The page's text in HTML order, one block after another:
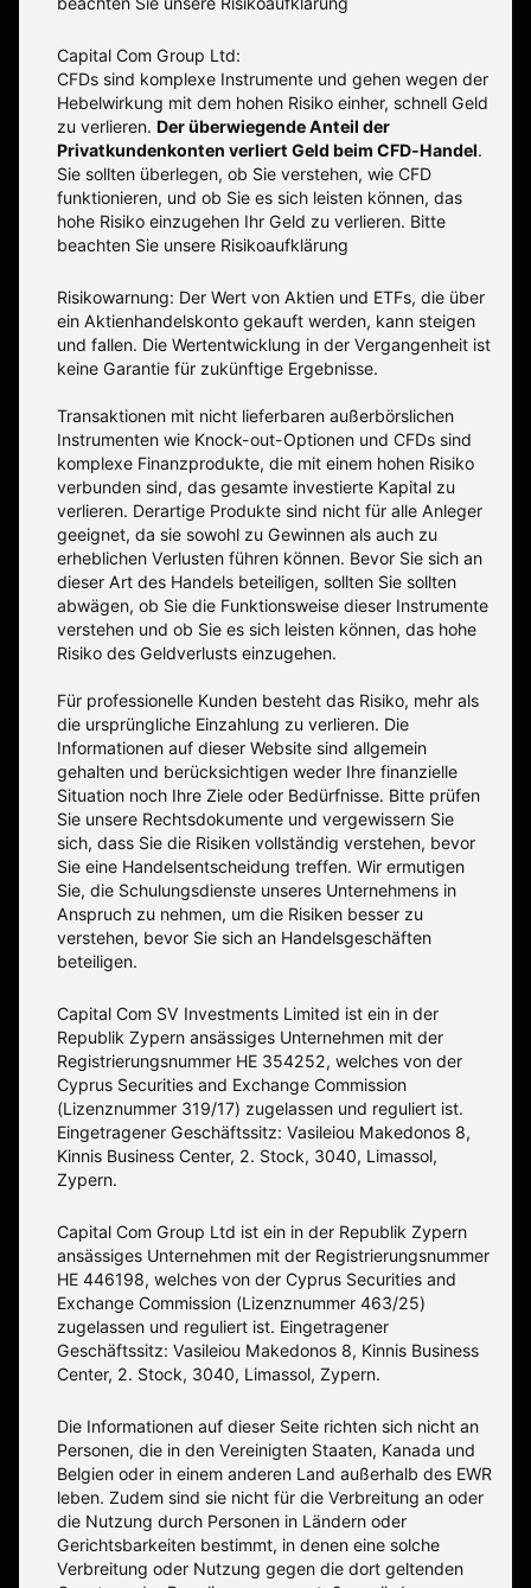
Capital Com Group Ltd:
CFDs sind komplexe Instrumente und gehen wegen der
Hebelwirkung mit dem hohen Risiko einher, schnell Geld
zu verlieren. Der überwiegende Anteil der
Privatkundenkonten verliert Geld beim CFD-Handel.
Sie sollten überlegen, ob Sie verstehen, wie CFD
funktionieren, und ob Sie es sich leisten können, das
hohe Risiko einzugehen Ihr Geld zu verlieren. Bitte
beachten Sie unsere Risikoaufklärung
Risikowarnung: Der Wert von Aktien und ETFs, die über
ein Aktienhandelskonto gekauft werden, kann steigen
und fallen. Die Wertentwicklung in der Vergangenheit ist
keine Garantie für zukünftige Ergebnisse.
Transaktionen mit nicht lieferbaren außerbörslichen
Instrumenten wie Knock-out-Optionen und CFDs sind
komplexe Finanzprodukte, die mit einem hohen Risiko
verbunden sind, das gesamte investierte Kapital zu
verlieren. Derartige Produkte sind nicht für alle Anleger
geeignet, da sie sowohl zu Gewinnen als auch zu
erheblichen Verlusten führen können. Bevor Sie sich an
dieser Art des Handels beteiligen, sollten Sie sollten
abwägen, ob Sie die Funktionsweise dieser Instrumente
verstehen und ob Sie es sich leisten können, das hohe
Risiko des Geldverlusts einzugehen.
Für professionelle Kunden besteht das Risiko, mehr als
die ursprüngliche Einzahlung zu verlieren. Die
Informationen auf dieser Website sind allgemein
gehalten und berücksichtigen weder Ihre finanzielle
Situation noch Ihre Ziele oder Bedürfnisse. Bitte prüfen
Sie unsere Rechtsdokumente und vergewissern Sie
sich, dass Sie die Risiken vollständig verstehen, bevor
Sie eine Handelsentscheidung treffen. Wir ermutigen
Sie, die Schulungsdienste unseres Unternehmens in
Anspruch zu nehmen, um die Risiken besser zu
verstehen, bevor Sie sich an Handelsgeschäften
beteiligen.
Capital Com SV Investments Limited ist ein in der
Republik Zypern ansässiges Unternehmen mit der
Registrierungsnummer HE 354252, welches von der
Cyprus Securities and Exchange Commission
(Lizenznummer 319/17) zugelassen und reguliert ist.
Eingetragener Geschäftssitz: Vasileiou Makedonos 8,
Kinnis Business Center, 2. Stock, 3040, Limassol,
Zypern.
Capital Com Group Ltd ist ein in der Republik Zypern
ansässiges Unternehmen mit der Registrierungsnummer
ΗΕ 446198, welches von der Cyprus Securities and
Exchange Commission (Lizenznummer 463/25)
zugelassen und reguliert ist. Eingetragener
Geschäftssitz: Vasileiou Makedonos 8, Kinnis Business
Center, 2. Stock, 3040, Limassol, Zypern.
Die Informationen auf dieser Seite richten sich nicht an
Personen, die in den Vereinigten Staaten, Kanada und
Belgien oder in einem anderen Land außerhalb des EWR
leben. Zudem sind sie nicht für die Verbreitung an oder
die Nutzung durch Personen in Ländern oder
Gerichtsbarkeiten bestimmt, in denen eine solche
Verbreitung oder Nutzung gegen die dort geltenden